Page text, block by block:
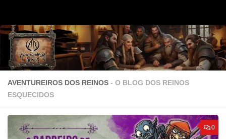
AVENTUREIROS DOS REINOS - O BLOG DOS REINOS
ESQUECIDOS
0